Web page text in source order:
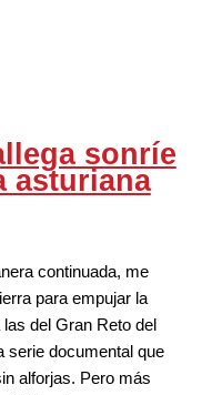
sonríe
asturiana
continuada, me
para empujar la
del Gran Reto del
serie documental que
alforjas. Pero más